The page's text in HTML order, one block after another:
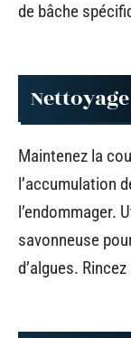
de bâche
Maintenez la
l’accumulation
l’endommager.
savonneuse
d’algues.